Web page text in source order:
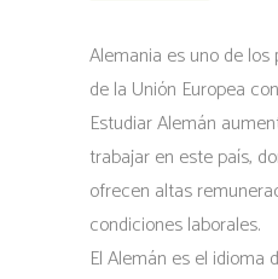
Alemania es uno de
de la Unión Europea
Estudiar Alemán
trabajar en este país,
ofrecen altas
condiciones laborales.
El Alemán es el idioma